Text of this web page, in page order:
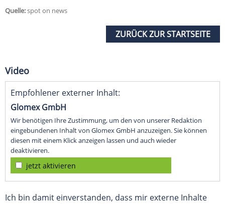
Quelle:spot on news
ZURÜCK ZUR STARTSEITE
Video
Empfohlener externer Inhalt:
Glomex GmbH
Wir benötigen Ihre Zustimmung, um den von unserer Redaktion
eingebundenen Inhalt von Glomex GmbH anzuzeigen. Sie können
diesen mit einem Klick anzeigen lassen und auch wieder
deaktivieren.
jetzt aktivieren
Ich bin damit einverstanden, dass mir externe Inhalte